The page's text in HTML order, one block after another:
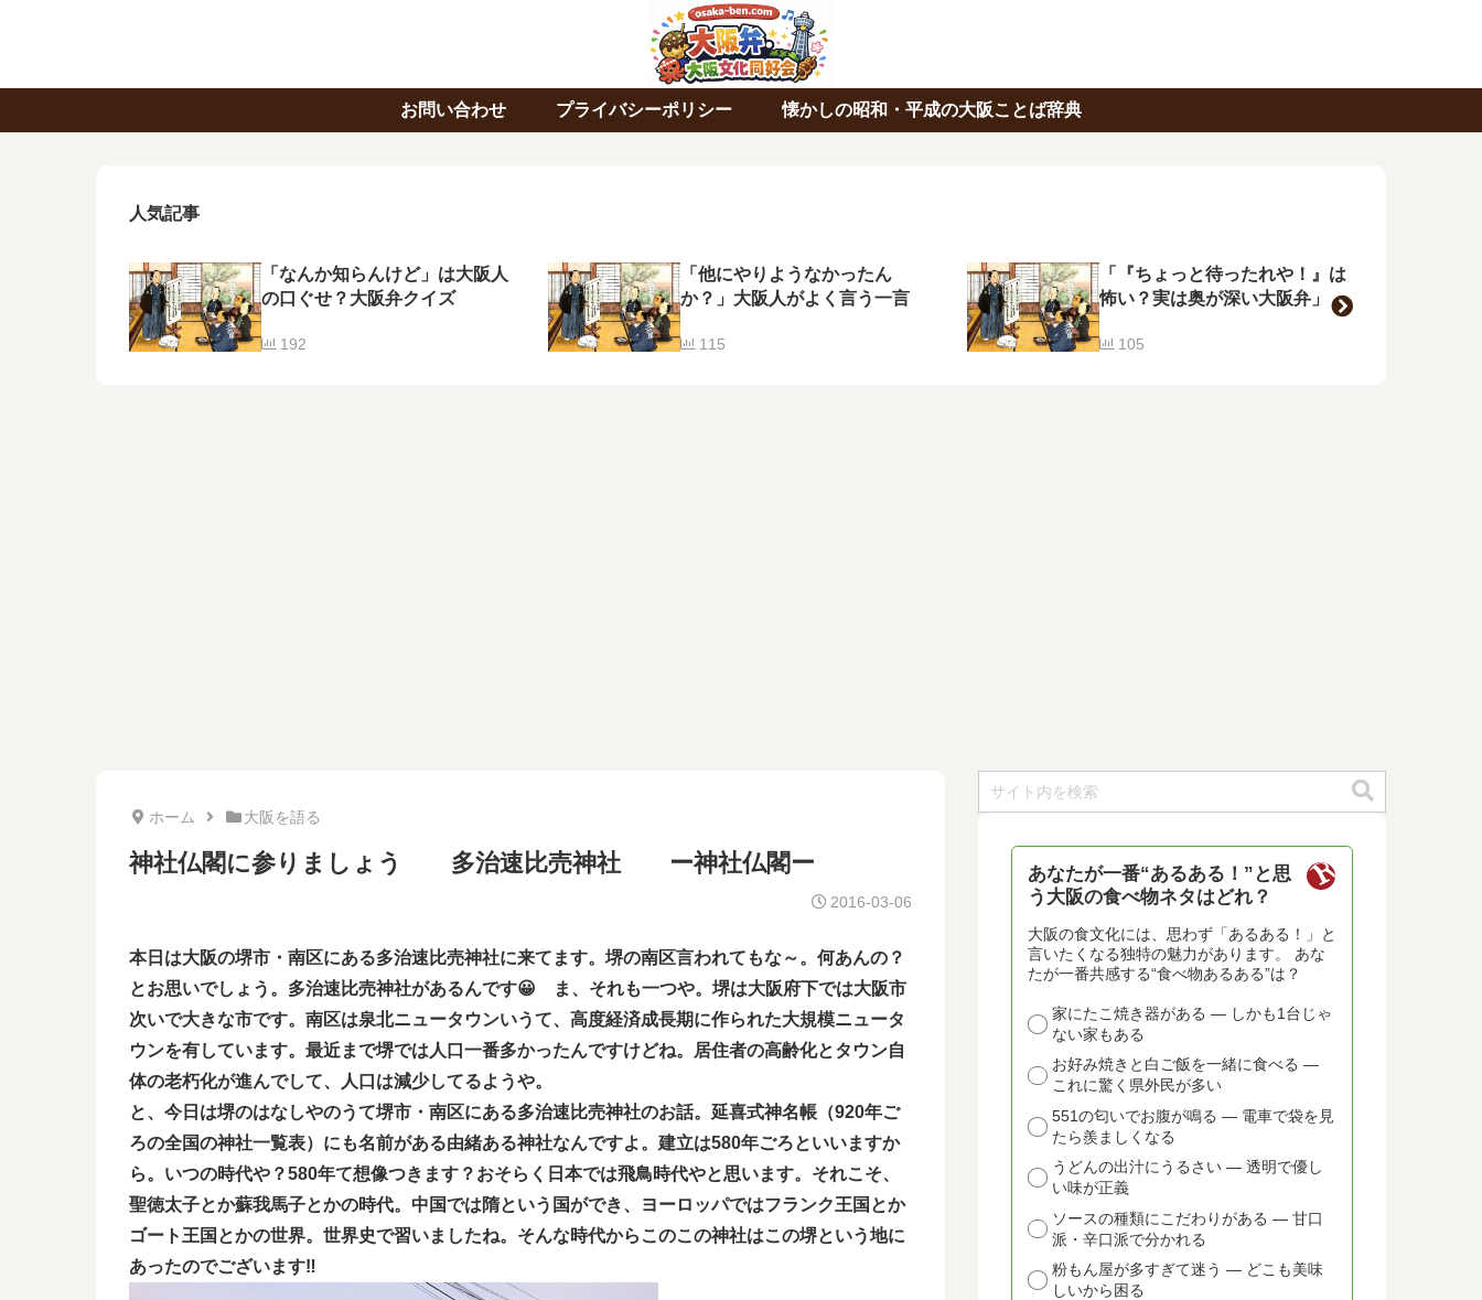
お問い合わせ プライバシーポリシー 懐かしの昭和・平成の大阪ことば辞典
人気記事
「なんか知らんけど」は大阪人
の口ぐせ？大阪弁クイズ
192
「他にやりようなかったん
か？」大阪人がよく言う一言
115
「『ちょっと待ったれや！』は
怖い？実は奥が深い大阪弁」
105
ホーム 大阪を語る
神社仏閣に参りましょう 多治速比売神社 ー神社仏閣ー
2016-03-06
本日は大阪の堺市・南区にある多治速比売神社に来てます。堺の南区言われてもな～。何あんの？
とお思いでしょう。多治速比売神社があるんです😀 ま、それも一つや。堺は大阪府下では大阪市
次いで大きな市です。南区は泉北ニュータウンいうて、高度経済成長期に作られた大規模ニュータ
ウンを有しています。最近まで堺では人口一番多かったんですけどね。居住者の高齢化とタウン自
体の老朽化が進んでして、人口は減少してるようや。
と、今日は堺のはなしやのうて堺市・南区にある多治速比売神社のお話。延喜式神名帳（920年ご
ろの全国の神社一覧表）にも名前がある由緒ある神社なんですよ。建立は580年ごろといいますか
ら。いつの時代や？580年て想像つきます？おそらく日本では飛鳥時代やと思います。それこそ、
聖徳太子とか蘇我馬子とかの時代。中国では隋という国ができ、ヨーロッパではフランク王国とか
ゴート王国とかの世界。世界史で習いましたね。そんな時代からこのこの神社はこの堺という地に
あったのでございます‼